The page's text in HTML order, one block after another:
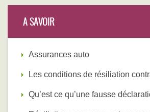
A SAVOIR
Assurances auto
Les conditions de résiliation
Qu’est ce qu’une fausse